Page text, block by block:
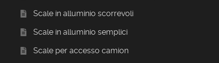
Scale in alluminio scorrevoli
Scale in alluminio semplici
Scale per accesso camion